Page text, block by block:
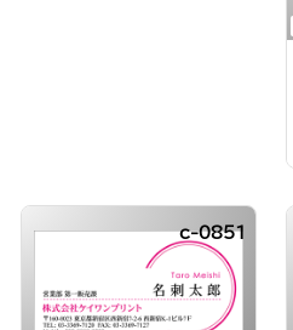
c-0851